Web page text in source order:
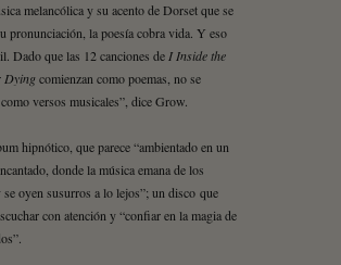
melancólica y su acento de Dorset que se
pronunciación, la poesía cobra vida. Y eso
Dado que las 12 canciones de I Inside the
Dyingcomienzan como poemas, no se
versos musicales”, dice Grow.
hipnótico, que parece “ambientado en un
donde la música emana de los
se oyen susurros a lo lejos”; un disco que
con atención y “confiar en la magia de